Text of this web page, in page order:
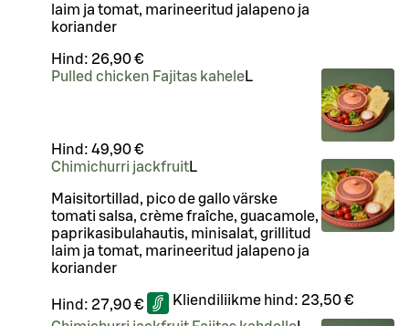
laim ja tomat, marineeritud jalapeno ja
koriander
Hind: 26,90 €
Pulled chicken Fajitas kaheleL
Hind: 49,90 €
Chimichurri jackfruitL
Maisitortillad, pico de gallo värske
tomati salsa, crème fraîche, guacamole,
paprikasibulahautis, minisalat, grillitud
laim ja tomat, marineeritud jalapeno ja
koriander
Hind: 27,90 € Kliendiliikme hind: 23,50 €